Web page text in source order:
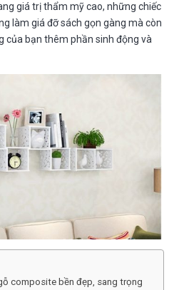
giá trị thẩm mỹ cao, những chiếc
làm giá đỡ sách gọn gàng mà còn
của bạn thêm phần sinh động và
composite bền đẹp, sang trọng